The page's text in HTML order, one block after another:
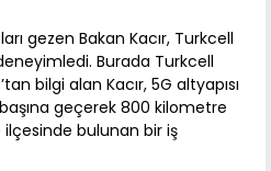
gezen Bakan Kacır, Turkcell
Burada Turkcell
bilgi alan Kacır, 5G altyapısı
geçerek 800 kilometre
ilçesinde bulunan bir iş